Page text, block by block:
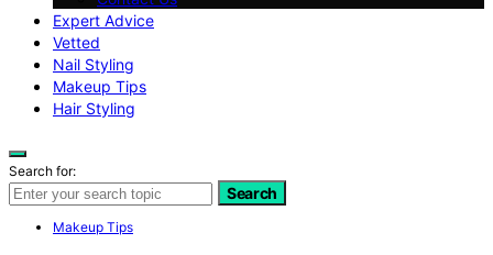
Expert Advice
Vetted
Nail Styling
Makeup Tips
Hair Styling
Search for:
Search
Makeup Tips